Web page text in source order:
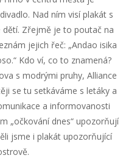
Nad ním visí plakát s
dětí. Zřejmě je to poutač na
jejich řeč: „Andao isika
Kdo ví, co to znamená?
s modrými pruhy, Alliance
se tu setkáváme s letáky a
a informovanosti
„očkování dnes“ upozorňují
jsme i plakát upozorňující